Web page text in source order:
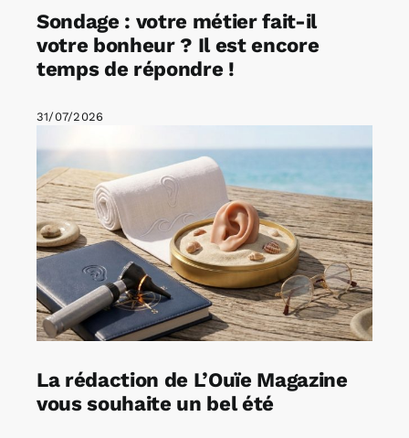
Sondage : votre métier fait-il
votre bonheur ? Il est encore
temps de répondre !
31/07/2026
La rédaction de L’Ouïe Magazine
vous souhaite un bel été